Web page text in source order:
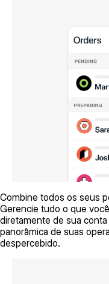
Combine todos os seus
Gerencie tudo o que
diretamente de sua
panorâmica de suas
despercebido.